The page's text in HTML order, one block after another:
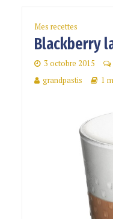
Mes recettes
Blackberry
3 octobre 2015
grandpastis
1